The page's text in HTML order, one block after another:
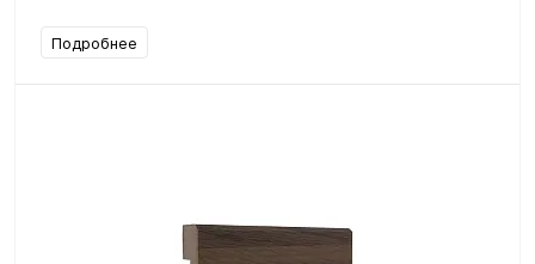
Подробнее